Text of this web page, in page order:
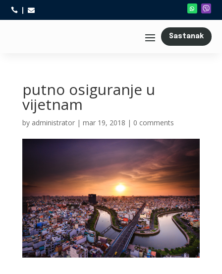
 
Sastanak
putno osiguranje u
vijetnam
by administrator| mar 19, 2018 | 0 comments